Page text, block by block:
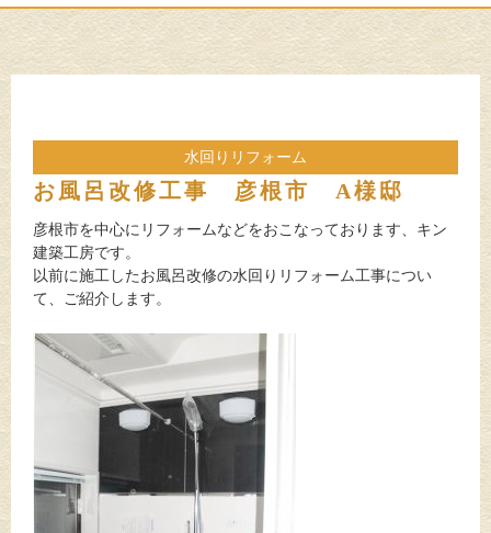
水回りリフォーム
お風呂改修工事 彦根市 A様邸
彦根市を中心にリフォームなどをおこなっております、キン
建築工房です。
以前に施工したお風呂改修の水回りリフォーム工事につい
て、ご紹介します。